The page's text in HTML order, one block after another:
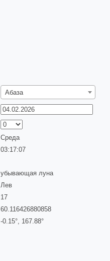
Абаза
Среда
03:17:07
убывающая луна
Лев
17
60.116426880858
-0.15°, 167.88°